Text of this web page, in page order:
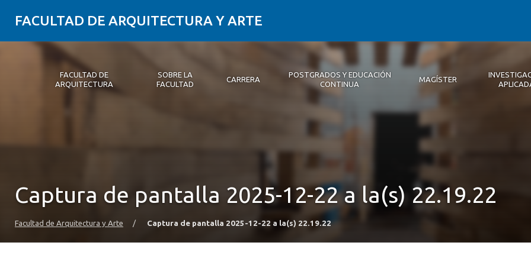
FACULTAD DE ARQUITECTURA Y ARTE
FACULTAD DE
ARQUITECTURA
SOBRE LA
FACULTAD
Autoridades
Infraestructura
CARRERA
Descripción
POSTGRADOS Y EDUCACIÓN
CONTINUA
Magíster
MAGÍSTER
Noticias 2026
Publicaciones
Captura de pantalla 2025-12-22 a la(s) 22.19.22
Facultad de Arquitectura y Arte / Captura de pantalla 2025-12-22 a la(s) 22.19.22